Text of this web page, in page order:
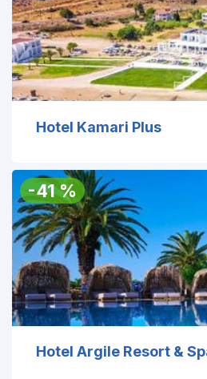
Hotel Kamari Plus
-41%